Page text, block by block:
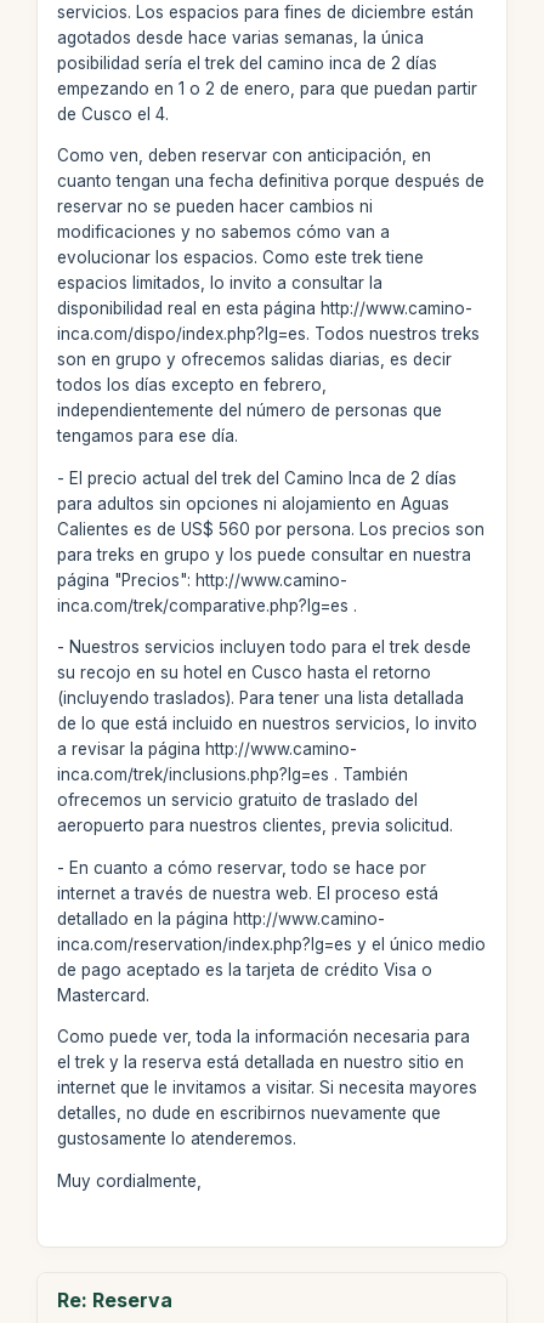
servicios. Los espacios para fines de diciembre están
agotados desde hace varias semanas, la única
posibilidad sería el trek del camino inca de 2 días
empezando en 1 o 2 de enero, para que puedan partir
de Cusco el 4.
Como ven, deben reservar con anticipación, en
cuanto tengan una fecha definitiva porque después de
reservar no se pueden hacer cambios ni
modificaciones y no sabemos cómo van a
evolucionar los espacios. Como este trek tiene
espacios limitados, lo invito a consultar la
disponibilidad real en esta página http://www.camino-
inca.com/dispo/index.php?lg=es. Todos nuestros treks
son en grupo y ofrecemos salidas diarias, es decir
todos los días excepto en febrero,
independientemente del número de personas que
tengamos para ese día.
- El precio actual del trek del Camino Inca de 2 días
para adultos sin opciones ni alojamiento en Aguas
Calientes es de US$ 560 por persona. Los precios son
para treks en grupo y los puede consultar en nuestra
página "Precios": http://www.camino-
inca.com/trek/comparative.php?lg=es .
- Nuestros servicios incluyen todo para el trek desde
su recojo en su hotel en Cusco hasta el retorno
(incluyendo traslados). Para tener una lista detallada
de lo que está incluido en nuestros servicios, lo invito
a revisar la página http://www.camino-
inca.com/trek/inclusions.php?lg=es . También
ofrecemos un servicio gratuito de traslado del
aeropuerto para nuestros clientes, previa solicitud.
- En cuanto a cómo reservar, todo se hace por
internet a través de nuestra web. El proceso está
detallado en la página http://www.camino-
inca.com/reservation/index.php?lg=es y el único medio
de pago aceptado es la tarjeta de crédito Visa o
Mastercard.
Como puede ver, toda la información necesaria para
el trek y la reserva está detallada en nuestro sitio en
internet que le invitamos a visitar. Si necesita mayores
detalles, no dude en escribirnos nuevamente que
gustosamente lo atenderemos.
Muy cordialmente,
Re: Reserva